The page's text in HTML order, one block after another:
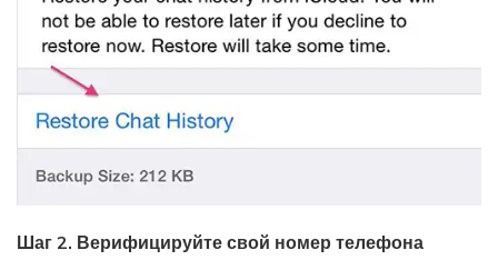
Шаг 2. Верифицируйте свой номер телефона